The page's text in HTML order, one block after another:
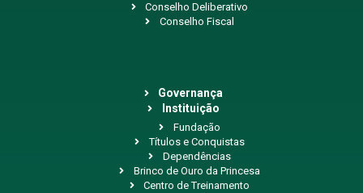
Conselho Deliberativo
Conselho Fiscal
Governança
Instituição
Fundação
Títulos e Conquistas
Dependências
Brinco de Ouro da Princesa
Centro de Treinamento